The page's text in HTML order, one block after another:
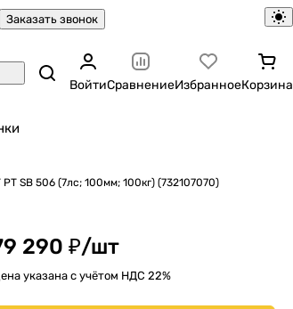
Заказать звонок
ВойтиСравнениеИзбранноеКорзина
SB 506 (7лс; 100мм; 100кг) (732107070)
290 ₽/шт
указана с учётом НДС 22%